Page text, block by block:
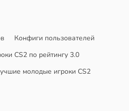
Конфиги пользователей
CS2 по рейтингу 3.0
молодые игроки CS2